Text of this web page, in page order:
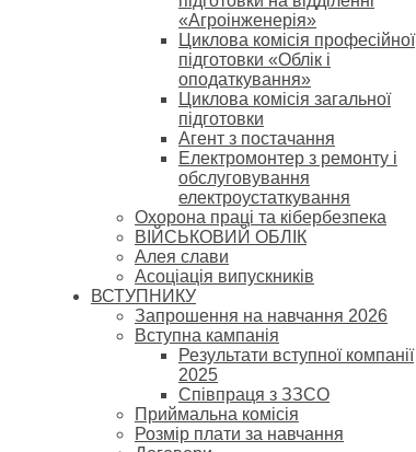
«Агроінженерія»
Циклова комісія професійної
підготовки «Облік і
оподаткування»
Циклова комісія загальної
підготовки
Агент з постачання
Електромонтер з ремонту і
обслуговування
електроустаткування
Охорона праці та кібербезпека
ВІЙСЬКОВИЙ ОБЛІК
Алея слави
Асоціація випускників
ВСТУПНИКУ
Запрошення на навчання 2026
Вступна кампанія
Результати вступної компанії
2025
Співпраця з ЗЗСО
Приймальна комісія
Розмір плати за навчання